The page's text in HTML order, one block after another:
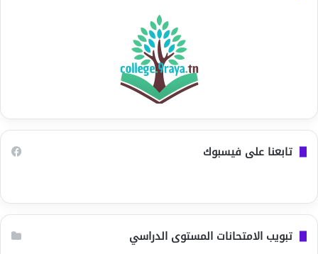
تابعنا على فيسبوك
تبويب الامتحانات المستوى الدراسي